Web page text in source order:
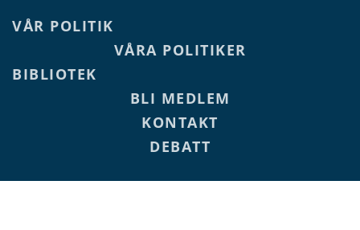
VÅR POLITIK
VÅRA POLITIKER
BIBLIOTEK
BLI MEDLEM
KONTAKT
DEBATT